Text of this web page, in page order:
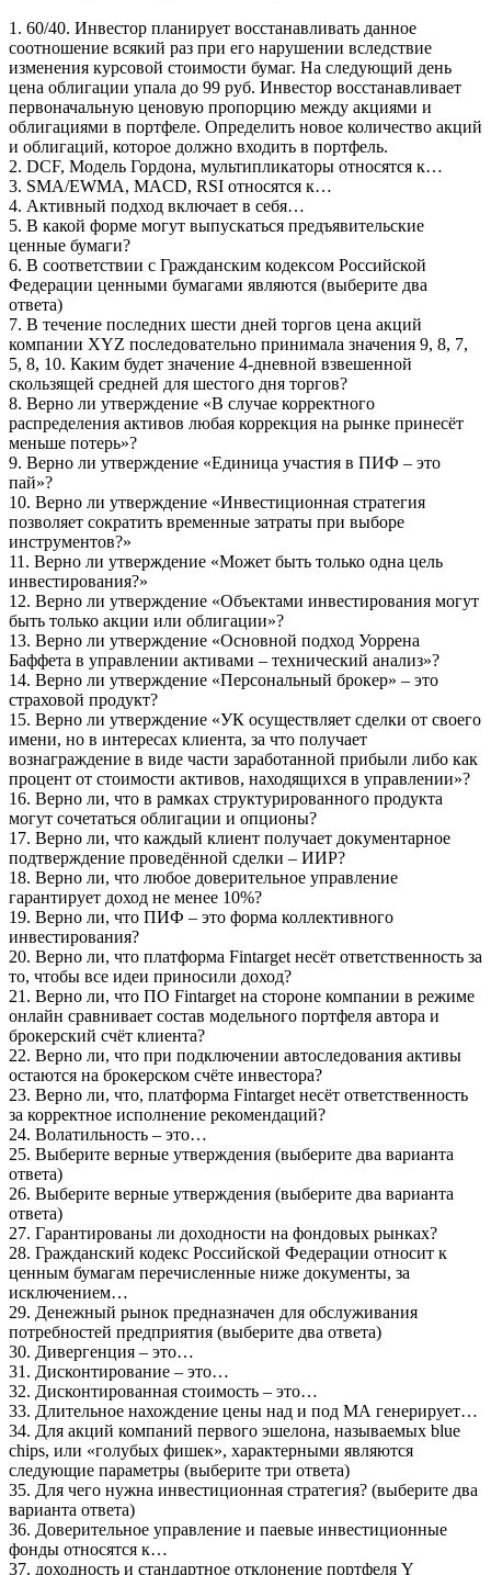
1. 60/40. Инвестор планирует восстанавливать данное
соотношение всякий раз при его нарушении вследствие
изменения курсовой стоимости бумаг. На следующий день
цена облигации упала до 99 руб. Инвестор восстанавливает
первоначальную ценовую пропорцию между акциями и
облигациями в портфеле. Определить новое количество акций
и облигаций, которое должно входить в портфель.
2. DCF, Модель Гордона, мультипликаторы относятся к…
3. SMA/EWMA, MACD, RSI относятся к…
4. Активный подход включает в себя…
5. В какой форме могут выпускаться предъявительские
ценные бумаги?
6. В соответствии с Гражданским кодексом Российской
Федерации ценными бумагами являются (выберите два
ответа)
7. В течение последних шести дней торгов цена акций
компании XYZ последовательно принимала значения 9, 8, 7,
5, 8, 10. Каким будет значение 4-дневной взвешенной
скользящей средней для шестого дня торгов?
8. Верно ли утверждение «В случае корректного
распределения активов любая коррекция на рынке принесёт
меньше потерь»?
9. Верно ли утверждение «Единица участия в ПИФ – это
пай»?
10. Верно ли утверждение «Инвестиционная стратегия
позволяет сократить временные затраты при выборе
инструментов?»
11. Верно ли утверждение «Может быть только одна цель
инвестирования?»
12. Верно ли утверждение «Объектами инвестирования могут
быть только акции или облигации»?
13. Верно ли утверждение «Основной подход Уоррена
Баффета в управлении активами – технический анализ»?
14. Верно ли утверждение «Персональный брокер» – это
страховой продукт?
15. Верно ли утверждение «УК осуществляет сделки от своего
имени, но в интересах клиента, за что получает
вознаграждение в виде части заработанной прибыли либо как
процент от стоимости активов, находящихся в управлении»?
16. Верно ли, что в рамках структурированного продукта
могут сочетаться облигации и опционы?
17. Верно ли, что каждый клиент получает документарное
подтверждение проведённой сделки – ИИР?
18. Верно ли, что любое доверительное управление
гарантирует доход не менее 10%?
19. Верно ли, что ПИФ – это форма коллективного
инвестирования?
20. Верно ли, что платформа Fintarget несёт ответственность за
то, чтобы все идеи приносили доход?
21. Верно ли, что ПО Fintarget на стороне компании в режиме
онлайн сравнивает состав модельного портфеля автора и
брокерский счёт клиента?
22. Верно ли, что при подключении автоследования активы
остаются на брокерском счёте инвестора?
23. Верно ли, что, платформа Fintarget несёт ответственность
за корректное исполнение рекомендаций?
24. Волатильность – это…
25. Выберите верные утверждения (выберите два варианта
ответа)
26. Выберите верные утверждения (выберите два варианта
ответа)
27. Гарантированы ли доходности на фондовых рынках?
28. Гражданский кодекс Российской Федерации относит к
ценным бумагам перечисленные ниже документы, за
исключением…
29. Денежный рынок предназначен для обслуживания
потребностей предприятия (выберите два ответа)
30. Дивергенция – это…
31. Дисконтирование – это…
32. Дисконтированная стоимость – это…
33. Длительное нахождение цены над и под МА генерирует…
34. Для акций компаний первого эшелона, называемых blue
chips, или «голубых фишек», характерными являются
следующие параметры (выберите три ответа)
35. Для чего нужна инвестиционная стратегия? (выберите два
варианта ответа)
36. Доверительное управление и паевые инвестиционные
фонды относятся к…
37. доходность и стандартное отклонение портфеля Y